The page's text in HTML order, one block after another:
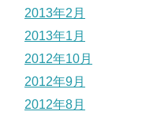
2013年2月
2013年1月
2012年10月
2012年9月
2012年8月